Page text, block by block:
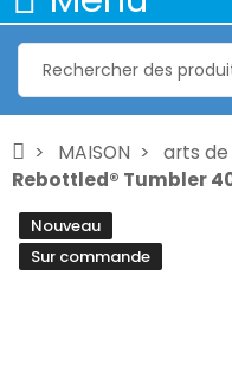
MAISON arts
Rebottled® Tumbler
Nouveau
Sur commande